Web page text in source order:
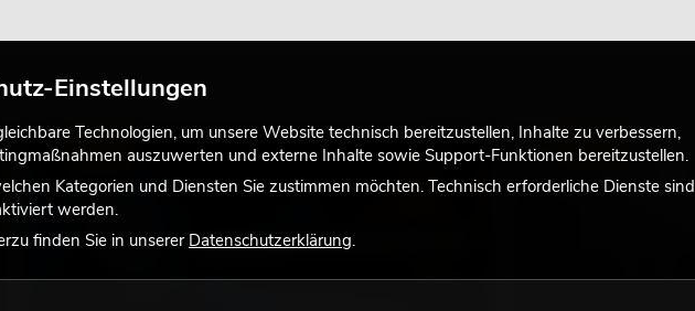
LICHT LICHT
Einstellungen
Technologien, um unsere Website technisch bereitzustellen, Inhalte zu verbessern,
auszuwerten und externe Inhalte sowie Support-Funktionen bereitzustellen.
Kategorien und Diensten Sie zustimmen möchten. Technisch erforderliche Dienste sind
werden.
finden Sie in unserer Datenschutzerklärung.